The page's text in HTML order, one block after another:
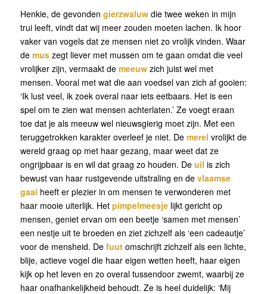
Henkie, de gevonden gierzwaluwdie twee weken in mijn
trui leeft, vindt dat wij meer zouden moeten lachen. Ik hoor
vaker van vogels dat ze mensen niet zo vrolijk vinden. Waar
de muszegt liever met mussen om te gaan omdat die veel
vrolijker zijn, vermaakt demeeuwzich juist wel met
mensen. Vooral met wat die aan voedsel van zich af gooien:
‘Ik lust veel, ik zoek overal naar iets eetbaars. Het is een
spel om te zien wat mensen achterlaten.’ Ze voegt eraan
toe dat je als meeuw wel nieuwsgierig moet zijn. Met een
teruggetrokken karakter overleef je niet. De merel vrolijkt de
wereld graag op met haar gezang, maar weet dat ze
ongrijpbaar is en wil dat graag zo houden. Deuil is zich
bewust van haar rustgevende uitstraling en de vlaamse
gaai heeft er plezier in om mensen te verwonderen met
haar mooie uiterlijk. Het pimpelmeesjelijkt gericht op
mensen, geniet ervan om een beetje ‘samen met mensen’
een nestje uit te broeden en ziet zichzelf als ‘een cadeautje’
voor de mensheid. De fuutomschrijft zichzelf als een lichte,
blije, actieve vogel die haar eigen wetten heeft, haar eigen
kijk op het leven en zo overal tussendoor zwemt, waarbij ze
haar onafhankelijkheid behoudt. Ze is heel duidelijk: ‘Mij